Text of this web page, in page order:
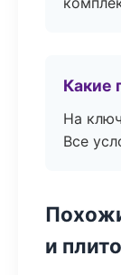
Какие
На
Все
и